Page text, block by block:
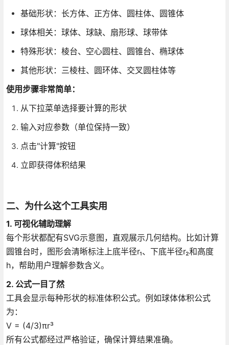
基础形状：长方体、正方体、圆柱体、圆锥体
球体相关：球体、球缺、扇形球、球带体
特殊形状：棱台、空心圆柱、圆锥台、椭球体
其他形状：三棱柱、圆环体、交叉圆柱体等
使用步骤非常简单：
从下拉菜单选择要计算的形状
输入对应参数（单位保持一致）
点击"计算"按钮
立即获得体积结果
二、为什么这个工具实用
1. 可视化辅助理解
每个形状都配有SVG示意图，直观展示几何结构。比如计算
圆锥台时，图形会清晰标注上底半径r₁、下底半径r₂和高度
h，帮助用户理解参数含义。
2. 公式一目了然
工具会显示每种形状的标准体积公式。例如球体体积公式
为：
V = (4/3)πr³
所有公式都经过严格验证，确保计算结果准确。